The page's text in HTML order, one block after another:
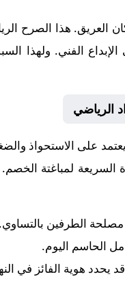
العريق. هذا الصرح
الإبداع الفني.
الرياضي
على الاستحواذ
لمباغتة
مصلحة الطرفين بالتساوي.
الحاسم اليوم.
يحدد هوية الفائز في